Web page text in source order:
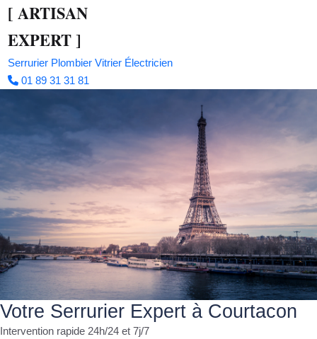
[ ARTISAN
EXPERT]
Serrurier Plombier Vitrier Électricien
01 89 31 31 81
Votre Serrurier Expert à Courtacon
Intervention rapide 24h/24 et 7j/7